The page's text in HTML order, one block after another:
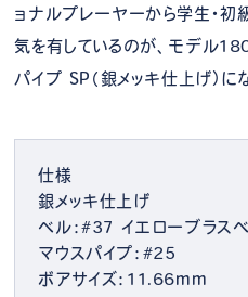
ョナルプレーヤーから学生・初
気を有しているのが、モデル
パイプ SP（銀メッキ仕上げ）にな
仕様
銀メッキ仕上げ
ベル：#37 イエローブラスベ
マウスパイプ：#25
ボアサイズ：11.66mm